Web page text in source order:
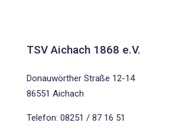
TSV Aichach 1868 e.V.
Donauwörther Straße 12-14
86551 Aichach
Telefon: 08251 / 87 16 51